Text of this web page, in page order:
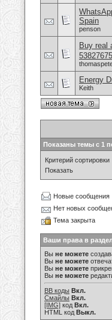
Spain
penson
Buy real
Energy
Keith
Показаны темы с 1
Критерий сортировки
Показать
Новые сообщения
Нет новых
Тема закрыта
Ваши права в
Вы не можете
Вы не можете
Вы не можете
Вы не можете
BB коды Вкл.
Смайлы Вкл.
[IMG] код Вкл.
HTML код Выкл.